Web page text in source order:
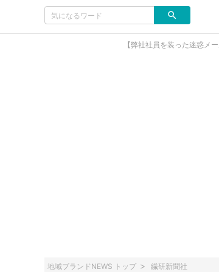
【弊社社員を装った迷惑メ
地域ブランドNEWS トップ 繊研新聞社